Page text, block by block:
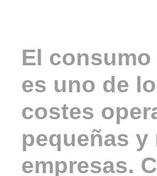
Contacto
ACCESO
El
es uno de
costes
pequeñas y
empresas.